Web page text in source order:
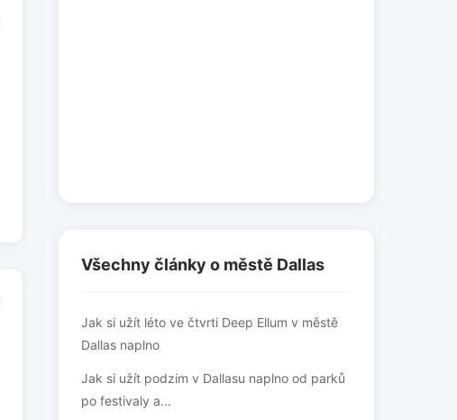
Všechny články o městě Dallas
Jak si užít léto ve čtvrti Deep Ellum v městě
Dallas naplno
Jak si užít podzim v Dallasu naplno od parků
po festivaly a...